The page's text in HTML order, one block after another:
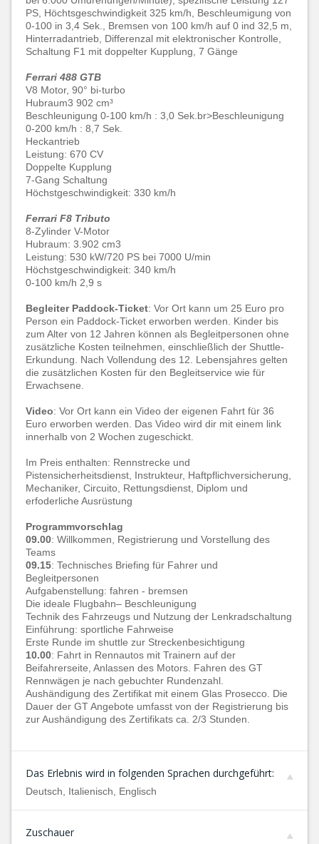
PS, Höchtsgeschwindigkeit 325 km/h, Beschleumigung von
0-100 in 3,4 Sek., Bremsen von 100 km/h auf 0 ind 32,5 m,
Hinterradantrieb, Differenzal mit elektronischer Kontrolle,
Schaltung F1 mit doppelter Kupplung, 7 Gänge
Ferrari 488 GTB
V8 Motor, 90° bi-turbo
Hubraum3 902 cm³
Beschleunigung 0-100 km/h : 3,0 Sek.br>Beschleunigung
0-200 km/h : 8,7 Sek.
Heckantrieb
Leistung: 670 CV
Doppelte Kupplung
7-Gang Schaltung
Höchstgeschwindigkeit: 330 km/h
Ferrari F8 Tributo
8-Zylinder V-Motor
Hubraum: 3.902 cm3
Leistung: 530 kW/720 PS bei 7000 U/min
Höchstgeschwindigkeit: 340 km/h
0-100 km/h 2,9 s
Begleiter Paddock-Ticket: Vor Ort kann um 25 Euro pro
Person ein Paddock-Ticket erworben werden. Kinder bis
zum Alter von 12 Jahren können als Begleitpersonen ohne
zusätzliche Kosten teilnehmen, einschließlich der Shuttle-
Erkundung. Nach Vollendung des 12. Lebensjahres gelten
die zusätzlichen Kosten für den Begleitservice wie für
Erwachsene.
Video: Vor Ort kann ein Video der eigenen Fahrt für 36
Euro erworben werden. Das Video wird dir mit einem link
innerhalb von 2 Wochen zugeschickt.
Im Preis enthalten: Rennstrecke und
Pistensicherheitsdienst, Instrukteur, Haftpflichversicherung,
Mechaniker, Circuito, Rettungsdienst, Diplom und
erfoderliche Ausrüstung
Programmvorschlag
09.00: Willkommen, Registrierung und Vorstellung des
Teams
09.15: Technisches Briefing für Fahrer und
Begleitpersonen
Aufgabenstellung: fahren - bremsen
Die ideale Flugbahn– Beschleunigung
Technik des Fahrzeugs und Nutzung der Lenkradschaltung
Einführung: sportliche Fahrweise
Erste Runde im shuttle zur Streckenbesichtigung
10.00: Fahrt in Rennautos mit Trainern auf der
Beifahrerseite, Anlassen des Motors. Fahren des GT
Rennwägen je nach gebuchter Rundenzahl.
Aushändigung des Zertifikat mit einem Glas Prosecco. Die
Dauer der GT Angebote umfasst von der Registrierung bis
zur Aushändigung des Zertifikats ca. 2/3 Stunden.
Das Erlebnis wird in folgenden Sprachen durchgeführt:
Deutsch, Italienisch, Englisch
Zuschauer